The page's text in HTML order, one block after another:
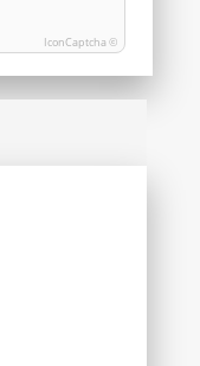
IconCaptcha ©